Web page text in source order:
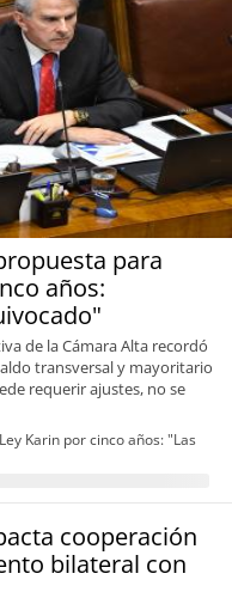
para
años:
de la Cámara Alta recordó
transversal y mayoritario
requerir ajustes, no se
Karin por cinco años: "Las
cooperación
bilateral con